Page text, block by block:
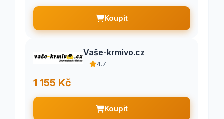
Koupit
Vaše-krmivo.cz
4.7
1 155 Kč
Koupit